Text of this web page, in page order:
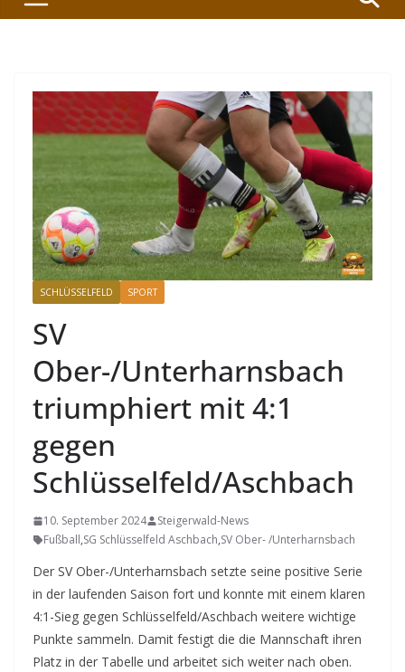
SCHLÜSSELFELD SPORT
SV
Ober-/Unterharnsbach
triumphiert mit 4:1
gegen
Schlüsselfeld/Aschbach
10. September 2024
Steigerwald-News
Fußball,SG Schlüsselfeld Aschbach,SV Ober- /Unterharnsbach
Der SV Ober-/Unterharnsbach setzte seine positive Serie
in der laufenden Saison fort und konnte mit einem klaren
4:1-Sieg gegen Schlüsselfeld/Aschbach weitere wichtige
Punkte sammeln. Damit festigt die die Mannschaft ihren
Platz in der Tabelle und arbeitet sich weiter nach oben.